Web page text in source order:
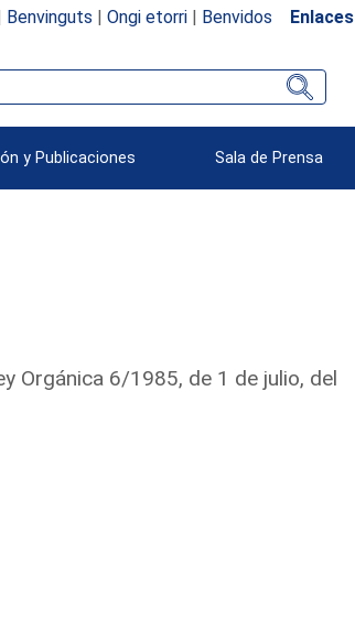
Benvinguts | Ongi etorri| Benvidos Enlaces
y Publicaciones Sala de Prensa
Orgánica 6/1985, de 1 de julio, del